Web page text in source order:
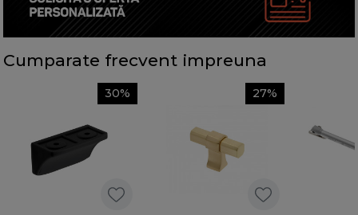
Cumparate frecvent impreuna
30% 27%